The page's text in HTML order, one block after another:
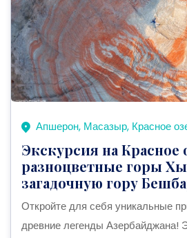
Апшерон, Масазыр, Красное
Экскурсия на Красное
разноцветные горы
загадочную гору
Откройте для себя уникальные
древние легенды Азербайджана!